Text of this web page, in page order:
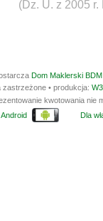
(Dz. U. z 2005
Dom Maklerski
• produkcja:
kwotowania
Dla